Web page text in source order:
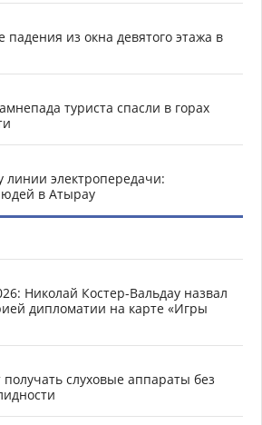
падения из окна девятого этажа в
туриста спасли в горах
линии электропередачи:
в Атырау
Николай Костер-Вальдау назвал
дипломатии на карте «Игры
получать слуховые аппараты без